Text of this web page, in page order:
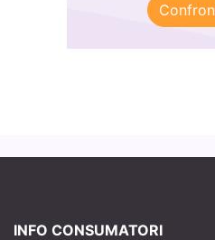
INFO CONSUMATORI